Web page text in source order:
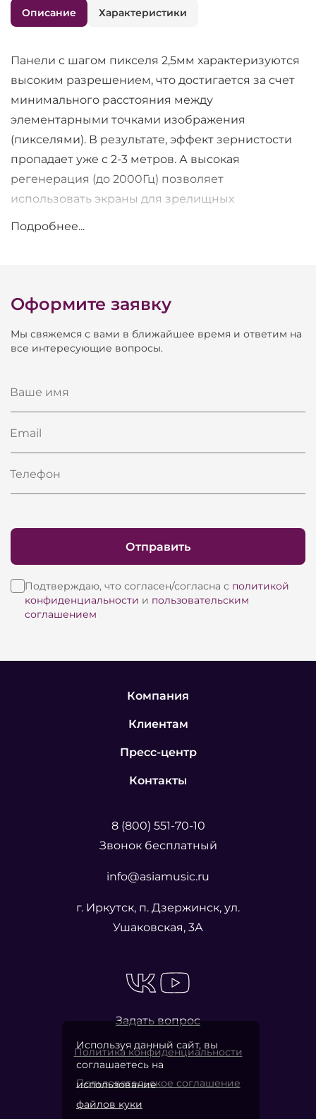
Описание Характеристики
Панели с шагом пикселя 2,5мм характеризуются
высоким разрешением, что достигается за счет
минимального расстояния между
элементарными точками изображения
(пикселями). В результате, эффект зернистости
пропадает уже с 2-3 метров. А высокая
регенерация (до 2000Гц) позволяет
использовать экраны для зрелищных
мероприятий, транслируемых по телевидению.
Подробнее...
Оформите заявку
Мы свяжемся с вами в ближайшее время и ответим на
все интересующие вопросы.
Ваше имя
Email
Телефон
Подтверждаю, что согласен/согласна с политикой
конфиденциальности и пользовательским
соглашением
Отправить
Компания
Клиентам
Пресс-центр
Контакты
8 (800) 551-70-10
Звонок бесплатный
info@asiamusic.ru
г. Иркутск, п. Дзержинск, ул.
Ушаковская, 3А
Задать вопрос
Политика конфиденциальности
Пользовательское соглашение
Используя данный сайт, вы
соглашаетесь на
использование
файлов куки